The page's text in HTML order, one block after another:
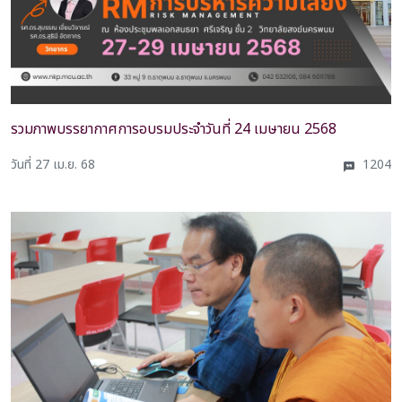
รวมภาพบรรยากาศการอบรมประจำวันที่ 24 เมษายน 2568
วันที่ 27 เม.ย. 68 1204